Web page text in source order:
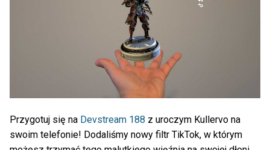
Przygotuj się na Devstream 188 z uroczym Kullervo na
swoim telefonie! Dodaliśmy nowy filtr TikTok, w którym